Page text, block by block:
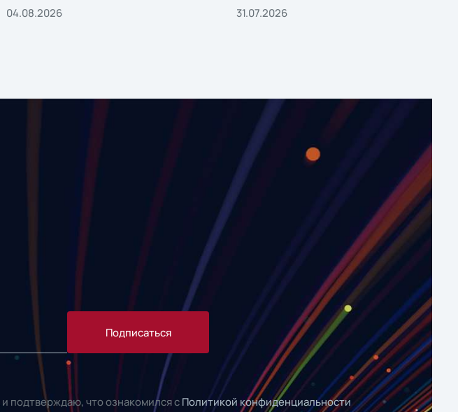
04.08.2026 31.07.2026
Подписаться
и подтверждаю, что ознакомился с Политикой конфиденциальности